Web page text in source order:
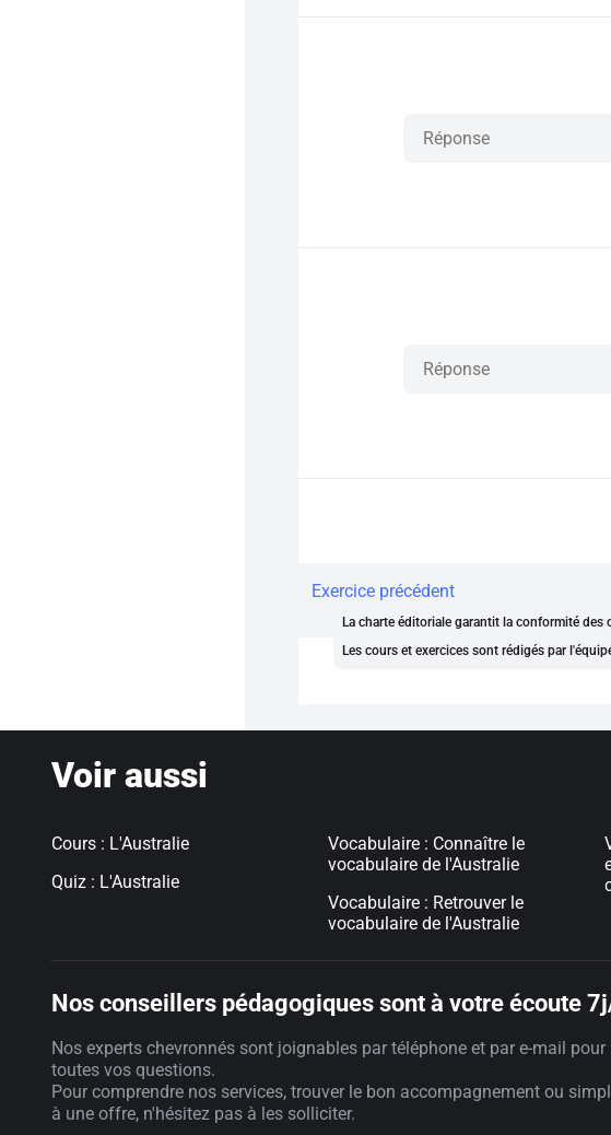
Exercice précédent
La charte éditoriale garantit la conformité
Les cours et exercices sont rédigés par
Voir aussi
Cours : L'Australie
Quiz : L'Australie
Vocabulaire : Connaître le
vocabulaire de l'Australie
Vocabulaire : Retrouver le
vocabulaire de l'Australie
Nos conseillers pédagogiques sont à votre écoute
Nos experts chevronnés sont joignables par téléphone et par e-mail pour
toutes vos questions.
Pour comprendre nos services, trouver le bon accompagnement ou
à une offre, n'hésitez pas à les solliciter.